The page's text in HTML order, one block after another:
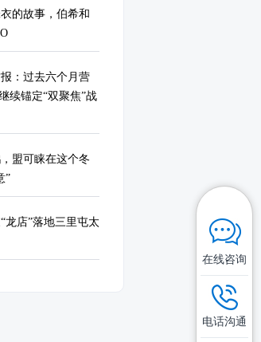
的故事，伯希和
：过去六个月营
续锚定“双聚焦”战
盟可睐在这个冬
”
龙店”落地三里屯太
在线咨询
电话沟通